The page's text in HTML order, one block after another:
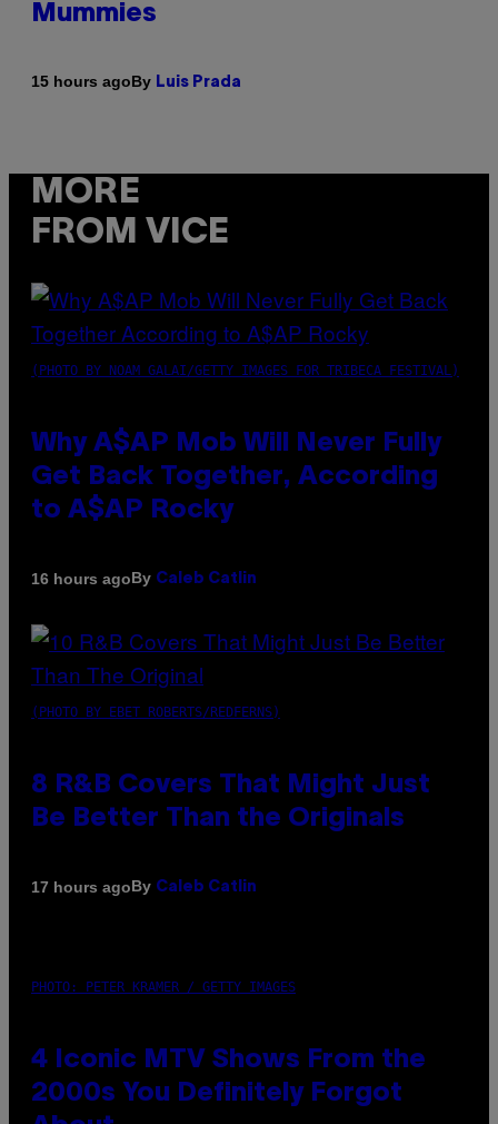
Mummies
15 hours agoBy Luis Prada
MORE
FROM VICE
(PHOTO BY NOAM GALAI/GETTY IMAGES FOR TRIBECA FESTIVAL)
Why A$AP Mob Will Never Fully
Get Back Together, According
to A$AP Rocky
16 hours agoBy Caleb Catlin
(PHOTO BY EBET ROBERTS/REDFERNS)
8 R&B Covers That Might Just
Be Better Than the Originals
17 hours agoBy Caleb Catlin
PHOTO: PETER KRAMER / GETTY IMAGES
4 Iconic MTV Shows From the
2000s You Definitely Forgot